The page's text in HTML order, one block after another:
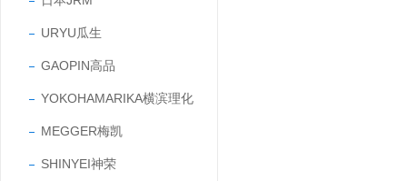
URYU瓜生
GAOPIN高品
YOKOHAMARIKA横滨理化
MEGGER梅凯
SHINYEI神荣